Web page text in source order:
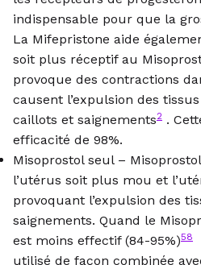
indispensable pour que la
La Mifepristone aide
soit plus réceptif au
provoque des contractions
causent l’expulsion des
caillots et saignements2 .
efficacité de 98%.
Misoprostol seul –
l’utérus soit plus mou et
provoquant l’expulsion des
saignements. Quand le
est moins effectif (84-95%)58
utilisé de façon combinée